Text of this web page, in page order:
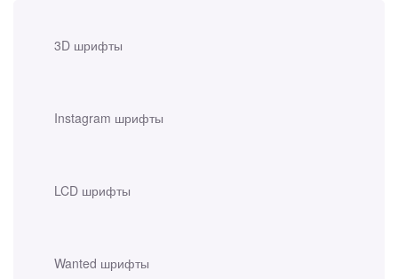
3D шрифты
Instagram шрифты
LCD шрифты
Wanted шрифты